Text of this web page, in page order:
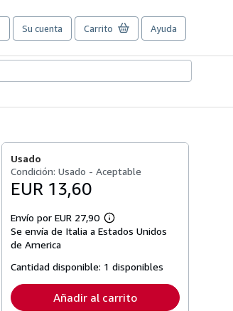
Su cuenta Carrito Ayuda
Usado
Condición: Usado - Aceptable
EUR 13,60
Envío por EUR 27,90
Más
información
tarifas
envío
Se envía de Italia a Estados Unidos
de America
Cantidad disponible: 1 disponibles
Añadir al carrito